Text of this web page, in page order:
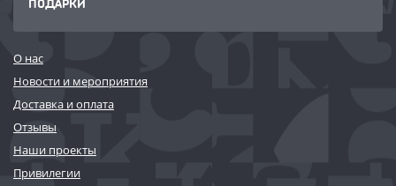
О нас
Новости и мероприятия
Доставка и оплата
Отзывы
Наши проекты
Привилегии